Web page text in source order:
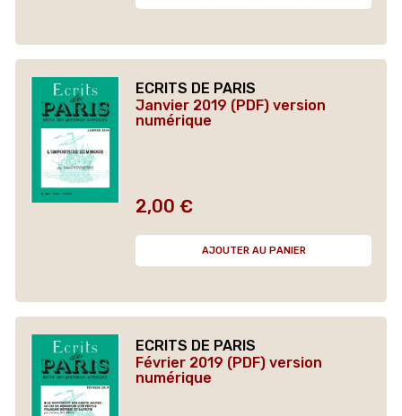
ECRITS DE PARIS
Janvier 2019 (PDF) version
numérique
Prix
2,00 €
AJOUTER AU PANIER
ECRITS DE PARIS
Février 2019 (PDF) version
numérique